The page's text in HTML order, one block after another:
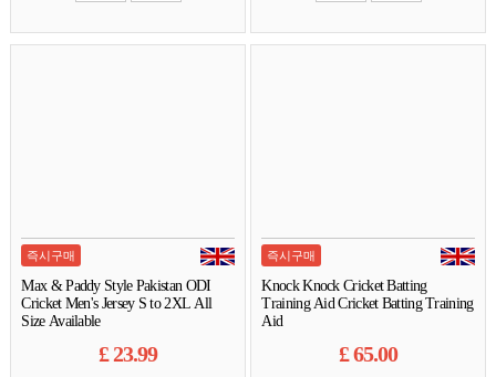
즉시구매
Max & Paddy Style Pakistan ODI
Cricket Men's Jersey S to 2XL All
Size Available
£23.99
즉시구매
Knock Knock Cricket Batting
Training Aid Cricket Batting Training
Aid
£65.00